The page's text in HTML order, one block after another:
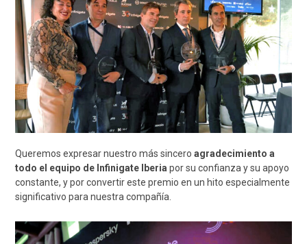
Queremos expresar nuestro más sincero agradecimiento a
todo el equipo de Infinigate Iberia por su confianza y su apoyo
constante, y por convertir este premio en un hito especialmente
significativo para nuestra compañía.